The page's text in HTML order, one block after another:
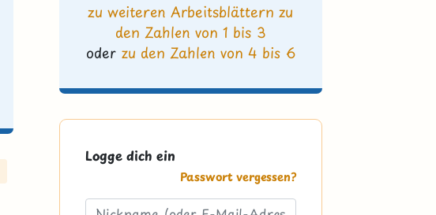
zu weiteren Arbeitsblättern zu
den Zahlen von 1 bis 3
oder zu den Zahlen von 4 bis 6
Logge dich ein
Passwort vergessen?